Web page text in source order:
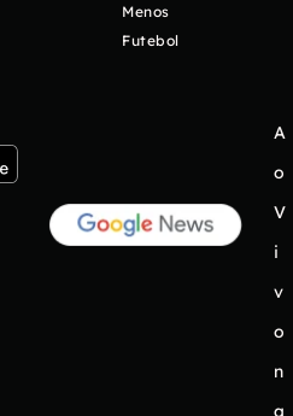
Menos
Futebol
A
o
V
i
v
o
n
a